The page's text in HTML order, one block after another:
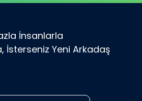
İnsanlarla
İsterseniz Yeni Arkadaş